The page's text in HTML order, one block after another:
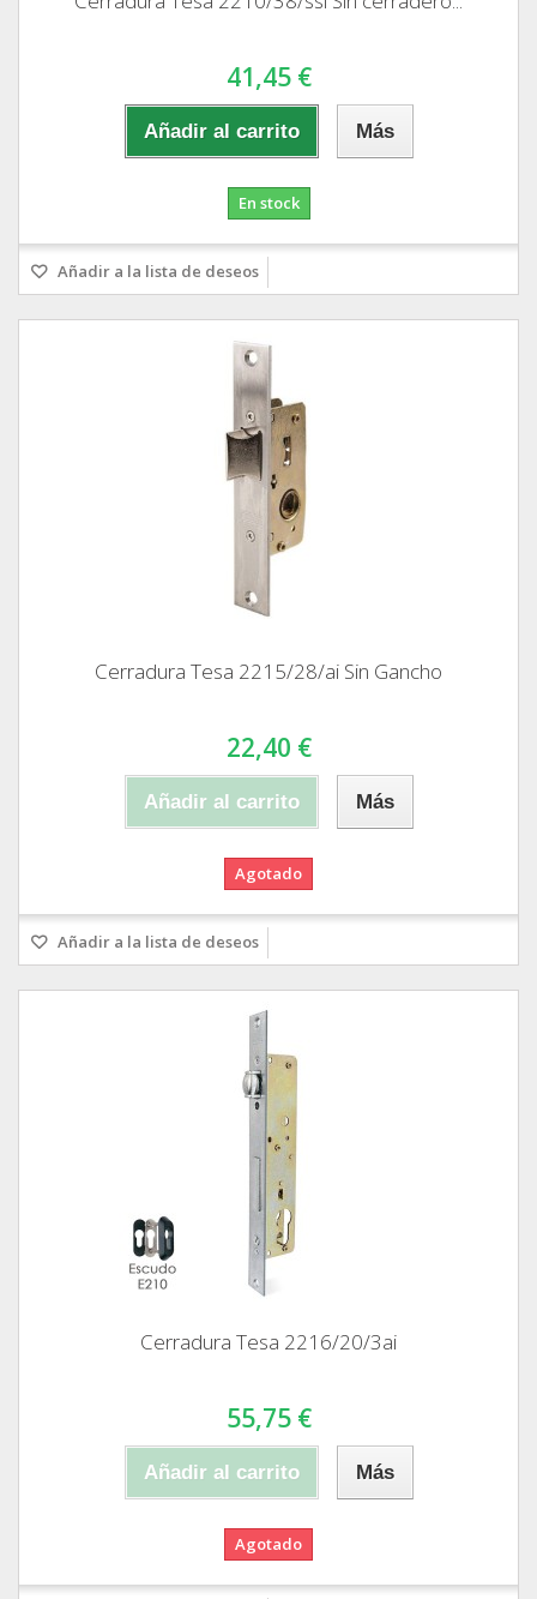
41,45 €
Añadir al carrito Más
En stock
Añadir a la lista de deseos
Cerradura Tesa 2215/28/ai Sin Gancho
22,40 €
Añadir al carrito Más
Agotado
Añadir a la lista de deseos
Cerradura Tesa 2216/20/3ai
55,75 €
Añadir al carrito Más
Agotado